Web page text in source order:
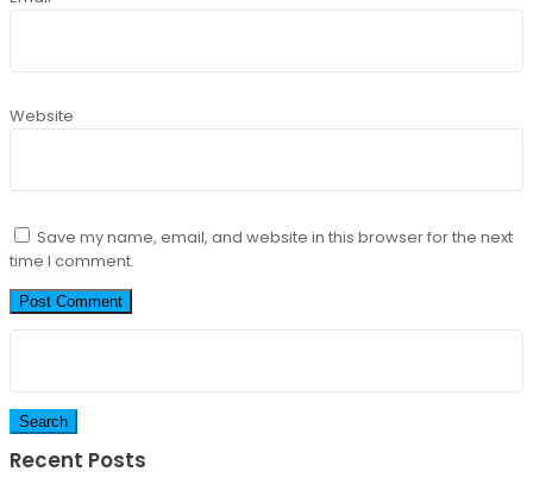
Website
Save my name, email, and website in this browser for the next
time I comment.
Recent Posts